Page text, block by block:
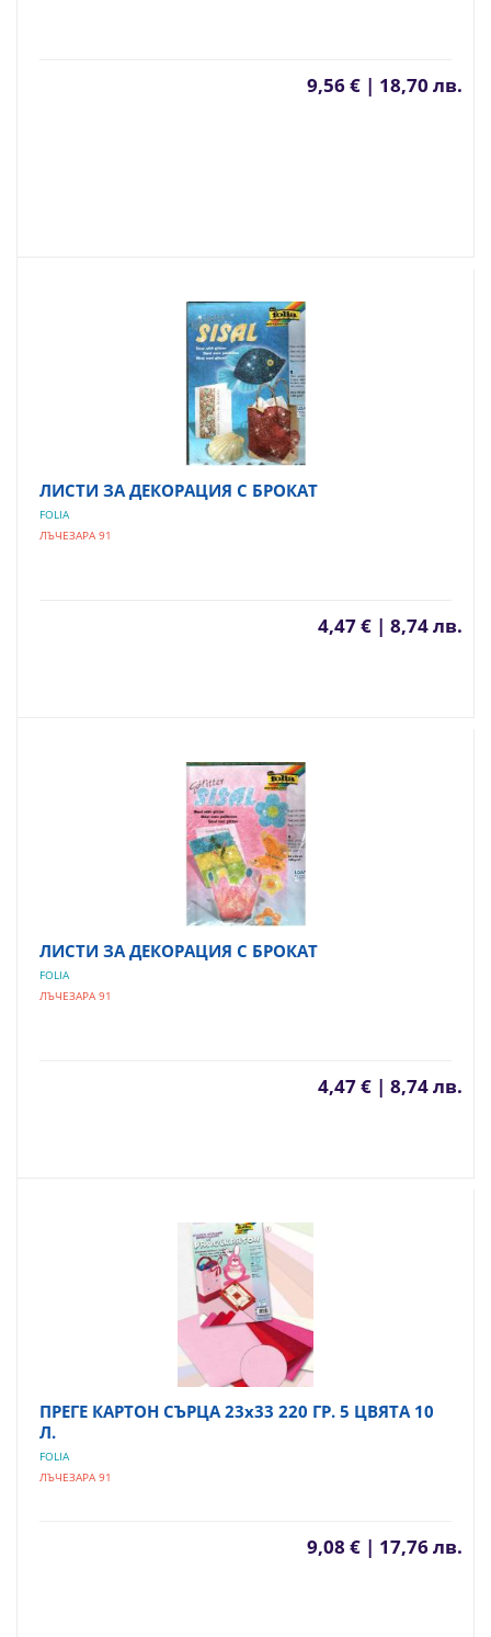
9,56 € | 18,70 лв.
ЛИСТИ ЗА ДЕКОРАЦИЯ С БРОКАТ
FOLIA
ЛЪЧЕЗАРА 91
4,47 € | 8,74 лв.
ЛИСТИ ЗА ДЕКОРАЦИЯ С БРОКАТ
FOLIA
ЛЪЧЕЗАРА 91
4,47 € | 8,74 лв.
ПРЕГЕ КАРТОН СЪРЦА 23х33 220 ГР. 5 ЦВЯТА 10
Л.
FOLIA
ЛЪЧЕЗАРА 91
9,08 € | 17,76 лв.